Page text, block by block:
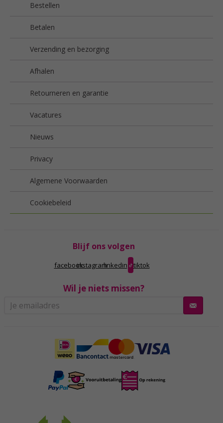
Bestellen
Betalen
Verzending en bezorging
Afhalen
Retourneren en garantie
Vacatures
Nieuws
Privacy
Algemene Voorwaarden
Cookiebeleid
Blijf ons volgen
facebookinstagramlinkedin tiktok
Wil je niets missen?